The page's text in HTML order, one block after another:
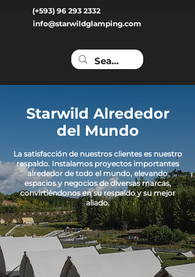
(+593) 96 293 2332
info@starwildglamping.com
Starwild Alrededor
del Mundo
La satisfacción de nuestros clientes es nuestro
respaldo. Instalamos proyectos importantes
alrededor de todo el mundo, elevando
espacios y negocios de diversas marcas,
convirtiéndonos en su respaldo y su mejor
aliado.